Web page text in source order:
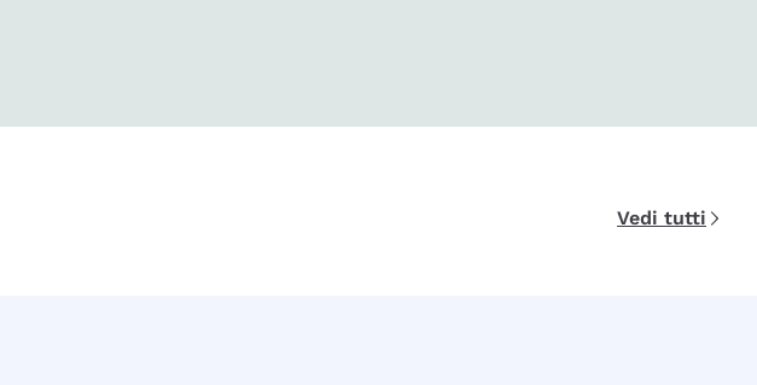
Vedi tutti